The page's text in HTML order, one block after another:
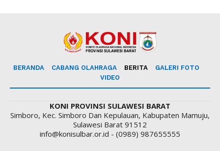
BERANDA CABANG OLAHRAGA BERITA
GALERI FOTO
VIDEO
KONI PROVINSI SULAWESI BARAT
Simboro, Kec. Simboro Dan Kepulauan, Kabupaten Mamuju,
Sulawesi Barat 91512
info@konisulbar.or.id - (0989) 987655555